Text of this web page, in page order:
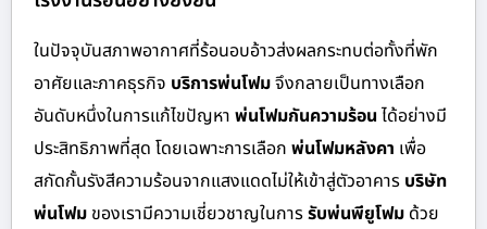
ในปัจจุบันสภาพอากาศที่ร้อนอบอ้าวส่งผลกระทบต่อทั้งที่พัก
อาศัยและภาคธุรกิจ บริการพ่นโฟมจึงกลายเป็นทางเลือก
อันดับหนึ่งในการแก้ไขปัญหา พ่นโฟมกันความร้อน ได้อย่างมี
ประสิทธิภาพที่สุด โดยเฉพาะการเลือก พ่นโฟมหลังคา เพื่อ
สกัดกั้นรังสีความร้อนจากแสงแดดไม่ให้เข้าสู่ตัวอาคาร บริษัท
พ่นโฟม ของเรามีความเชี่ยวชาญในการรับพ่นพียูโฟม ด้วย